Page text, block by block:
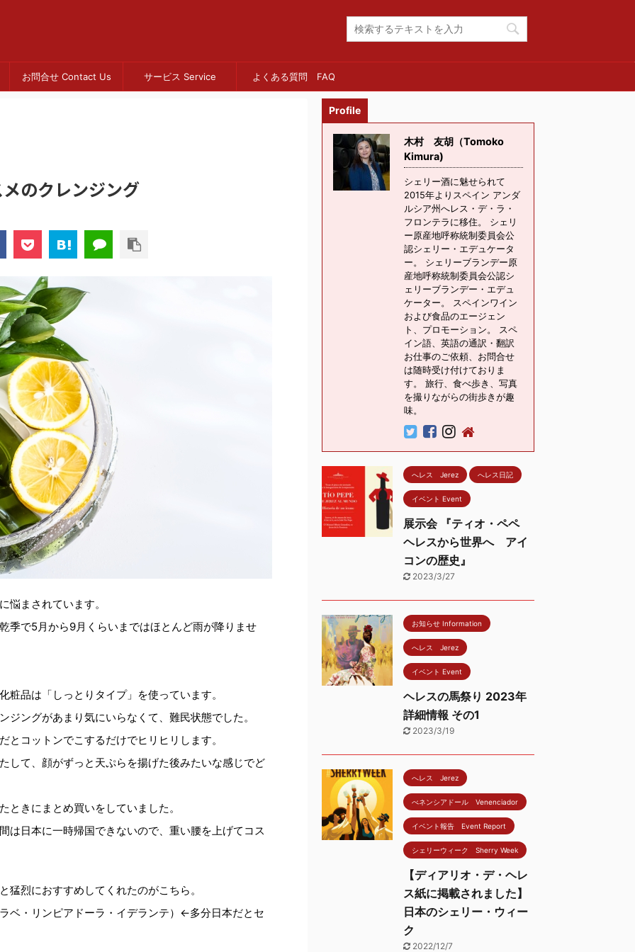
お問合せ Contact Us サービス Service よくある質問 FAQ
のクレンジング
悩まされています。
季で5月から9月くらいまではほとんど雨が降りませ
粧品は「しっとりタイプ」を使っています。
ジングがあまり気にいらなくて、難民状態でした。
とコットンでこするだけでヒリヒリします。
して、顔がずっと天ぷらを揚げた後みたいな感じでど
ときにまとめ買いをしていました。
は日本に一時帰国できないので、重い腰を上げてコス
烈におすすめしてくれたのがこちら。
ベ・リンピアドーラ・イデランテ）←多分日本だとセ
Profile
木村 友胡（Tomoko
Kimura)
シェリー酒に魅せられて
2015年よりスペイン アンダ
ルシア州へレス・デ・ラ・
フロンテラに移住。 シェリ
ー原産地呼称統制委員会公
認シェリー・エデュケータ
ー。 シェリーブランデー原
産地呼称統制委員会公認シ
ェリーブランデー・エデュ
ケーター。 スペインワイン
および食品のエージェン
ト、プロモーション。 スペ
イン語、英語の通訳・翻訳
お仕事のご依頼、お問合せ
は随時受け付けておりま
す。 旅行、食べ歩き、写真
を撮りながらの街歩きが趣
味。
へレス Jerez へレス日記
イベント Event
展示会 『ティオ・ペペ
ヘレスから世界へ アイ
コンの歴史』
2023/3/27
お知らせ Information
へレス Jerez
イベント Event
ヘレスの馬祭り 2023年
詳細情報 その1
2023/3/19
へレス Jerez
べネンシアドール Venenciador
イベント報告 Event Report
シェリーウィーク Sherry Week
【ディアリオ・デ・ヘレ
ス紙に掲載されました】
日本のシェリー・ウィー
ク
2022/12/7